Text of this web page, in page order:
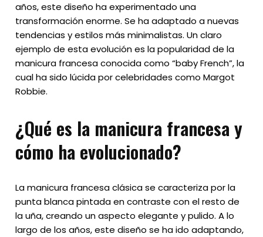
años, este diseño ha experimentado una
transformación enorme. Se ha adaptado a nuevas
tendencias y estilos más minimalistas. Un claro
ejemplo de esta evolución es la popularidad de la
manicura francesa conocida como “baby French”, la
cual ha sido lúcida por celebridades como Margot
Robbie.
¿Qué es la manicura francesa y
cómo ha evolucionado?
La manicura francesa clásica se caracteriza por la
punta blanca pintada en contraste con el resto de
la uña, creando un aspecto elegante y pulido. A lo
largo de los años, este diseño se ha ido adaptando,